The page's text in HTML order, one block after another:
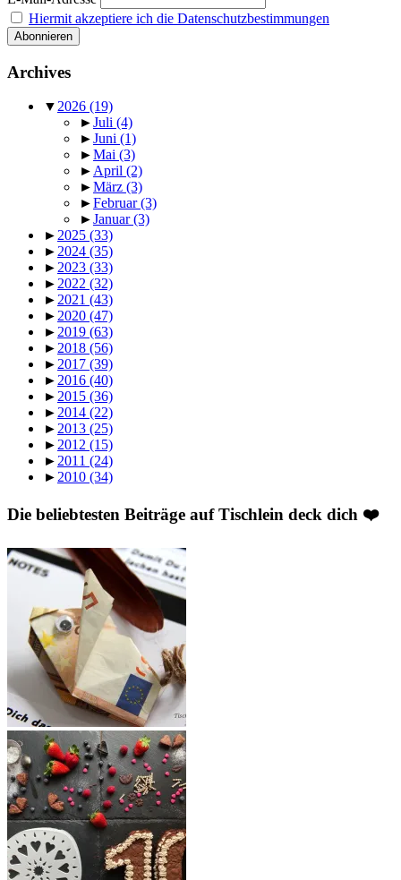
Hiermit akzeptiere ich die Datenschutzbestimmungen
Archives
▼2026 (19)
►Juli (4)
►Juni (1)
►Mai (3)
►April (2)
►März (3)
►Februar(3)
►Januar(3)
►2025 (33)
►2024 (35)
►2023 (33)
►2022 (32)
►2021 (43)
►2020 (47)
►2019 (63)
►2018 (56)
►2017 (39)
►2016 (40)
►2015 (36)
►2014 (22)
►2013 (25)
►2012 (15)
►2011 (24)
►2010 (34)
Die beliebtesten Beiträge auf Tischlein deck dich ❤️